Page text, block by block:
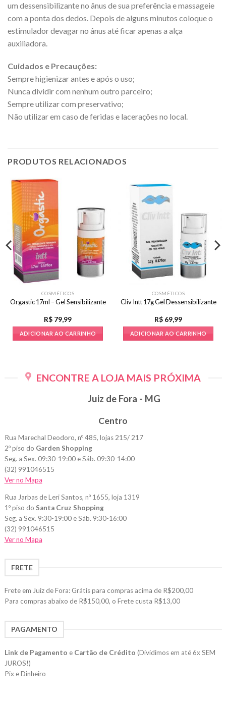
um dessensibilizante no ânus de sua preferência e massageie
com a ponta dos dedos. Depois de alguns minutos coloque o
estimulador devagar no ânus até ficar apenas a alça
auxiliadora.
Cuidados e Precauções:
Sempre higienizar antes e após o uso;
Nunca dividir com nenhum outro parceiro;
Sempre utilizar com preservativo;
Não utilizar em caso de feridas e lacerações no local.
PRODUTOS RELACIONADOS
COSMÉTICOS
Orgastic 17ml – Gel Sensibilizante
R$ 79,99
ADICIONAR AO CARRINHO
COSMÉTICOS
Cliv Intt 17g Gel Dessensibilizante
R$ 69,99
ADICIONAR AO CARRINHO
ENCONTRE A LOJA MAIS PRÓXIMA
Juiz de Fora - MG
Centro
Rua Marechal Deodoro, nº 485, lojas 215/ 217
2º piso do Garden Shopping
Seg. a Sex. 09:30-19:00 e Sáb. 09:30-14:00
(32) 991046515
Ver no Mapa
Rua Jarbas de Leri Santos, nº 1655, loja 1319
1º piso do Santa Cruz Shopping
Seg. a Sex. 9:30-19:00 e Sáb. 9:30-16:00
(32) 991046515
Ver no Mapa
FRETE
Frete em Juiz de Fora: Grátis para compras acima de R$200,00
Para compras abaixo de R$150,00, o Frete custa R$13,00
PAGAMENTO
Link de Pagamento e Cartão de Crédito (Dividimos em até 6x SEM
JUROS!)
Pix e Dinheiro